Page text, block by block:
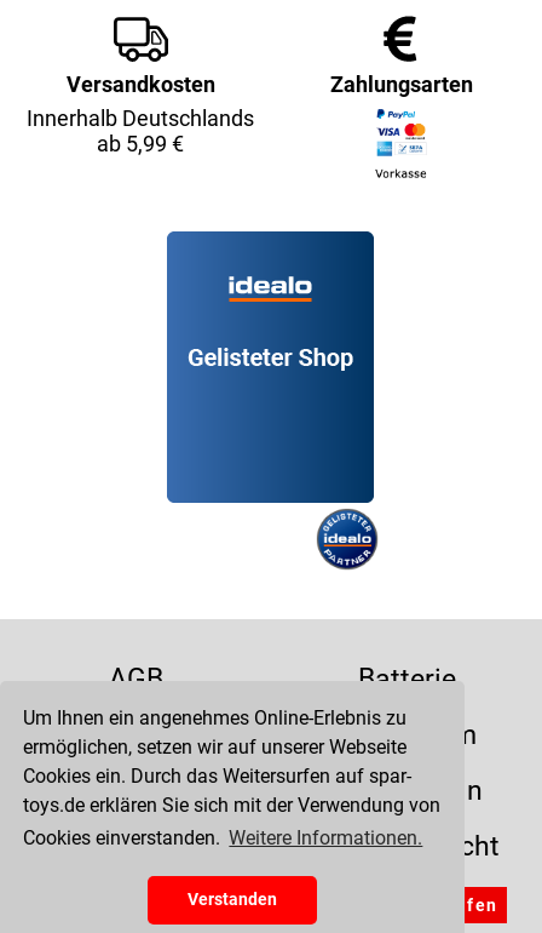
Um Ihnen ein angenehmes Online-Erlebnis zu
ermöglichen, setzen wir auf unserer Webseite
Cookies ein. Durch das Weitersurfen auf spar-
toys.de erklären Sie sich mit der Verwendung von
Cookies einverstanden. Weitere Informationen.
Verstanden
Versandkosten
Innerhalb Deutschlands
ab 5,99 €
Zahlungsarten
AGB
Batterie
Datenschutz
Impressum
Kontakt
Liefertermin
Versandkosten
Widerrufsrecht